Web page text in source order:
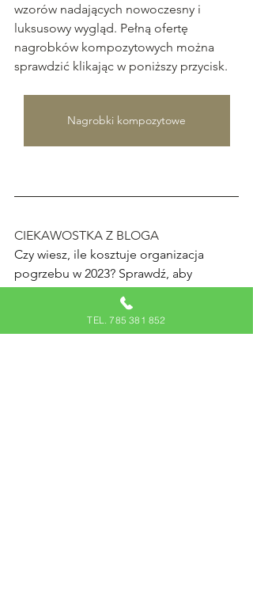
wzorów nadających nowoczesny i
luksusowy wygląd. Pełną ofertę
nagrobków kompozytowych można
sprawdzić klikając w poniższy przycisk.
Nagrobki kompozytowe
CIEKAWOSTKA Z BLOGA
Czy wiesz, ile kosztuje organizacja
pogrzebu w 2023? Sprawdź, aby
poznać ciekawe fakty na ten temat!
SPRAWDŹ CENY POGRZEBU
TEL. 785 381 852